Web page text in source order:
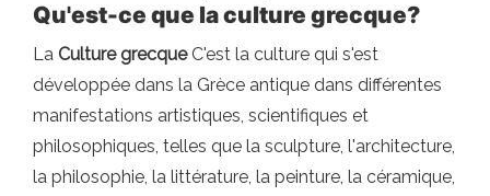
Qu'est-ce que la culture grecque?
La Culture grecqueC'est la culture qui s'est
développée dans la Grèce antique dans différentes
manifestations artistiques, scientifiques et
philosophiques, telles que la sculpture, l'architecture,
la philosophie, la littérature, la peinture, la céramique,